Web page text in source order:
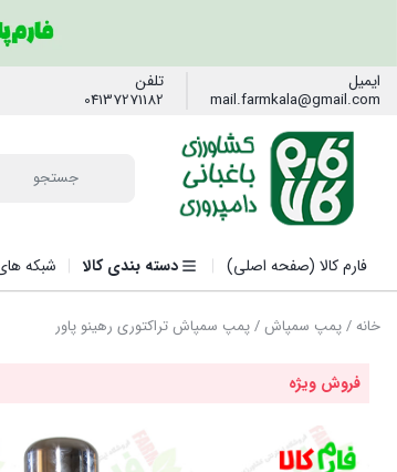
ایمیل
mail.farmkala@gmail.com
تلفن
04137271182
فارم کالا (صفحه اصلی) دسته بندی کالا شبکه
خانه/پمپ سمپاش/ پمپ سمپاش تراکتوری رهینو پاور
فروش ویژه